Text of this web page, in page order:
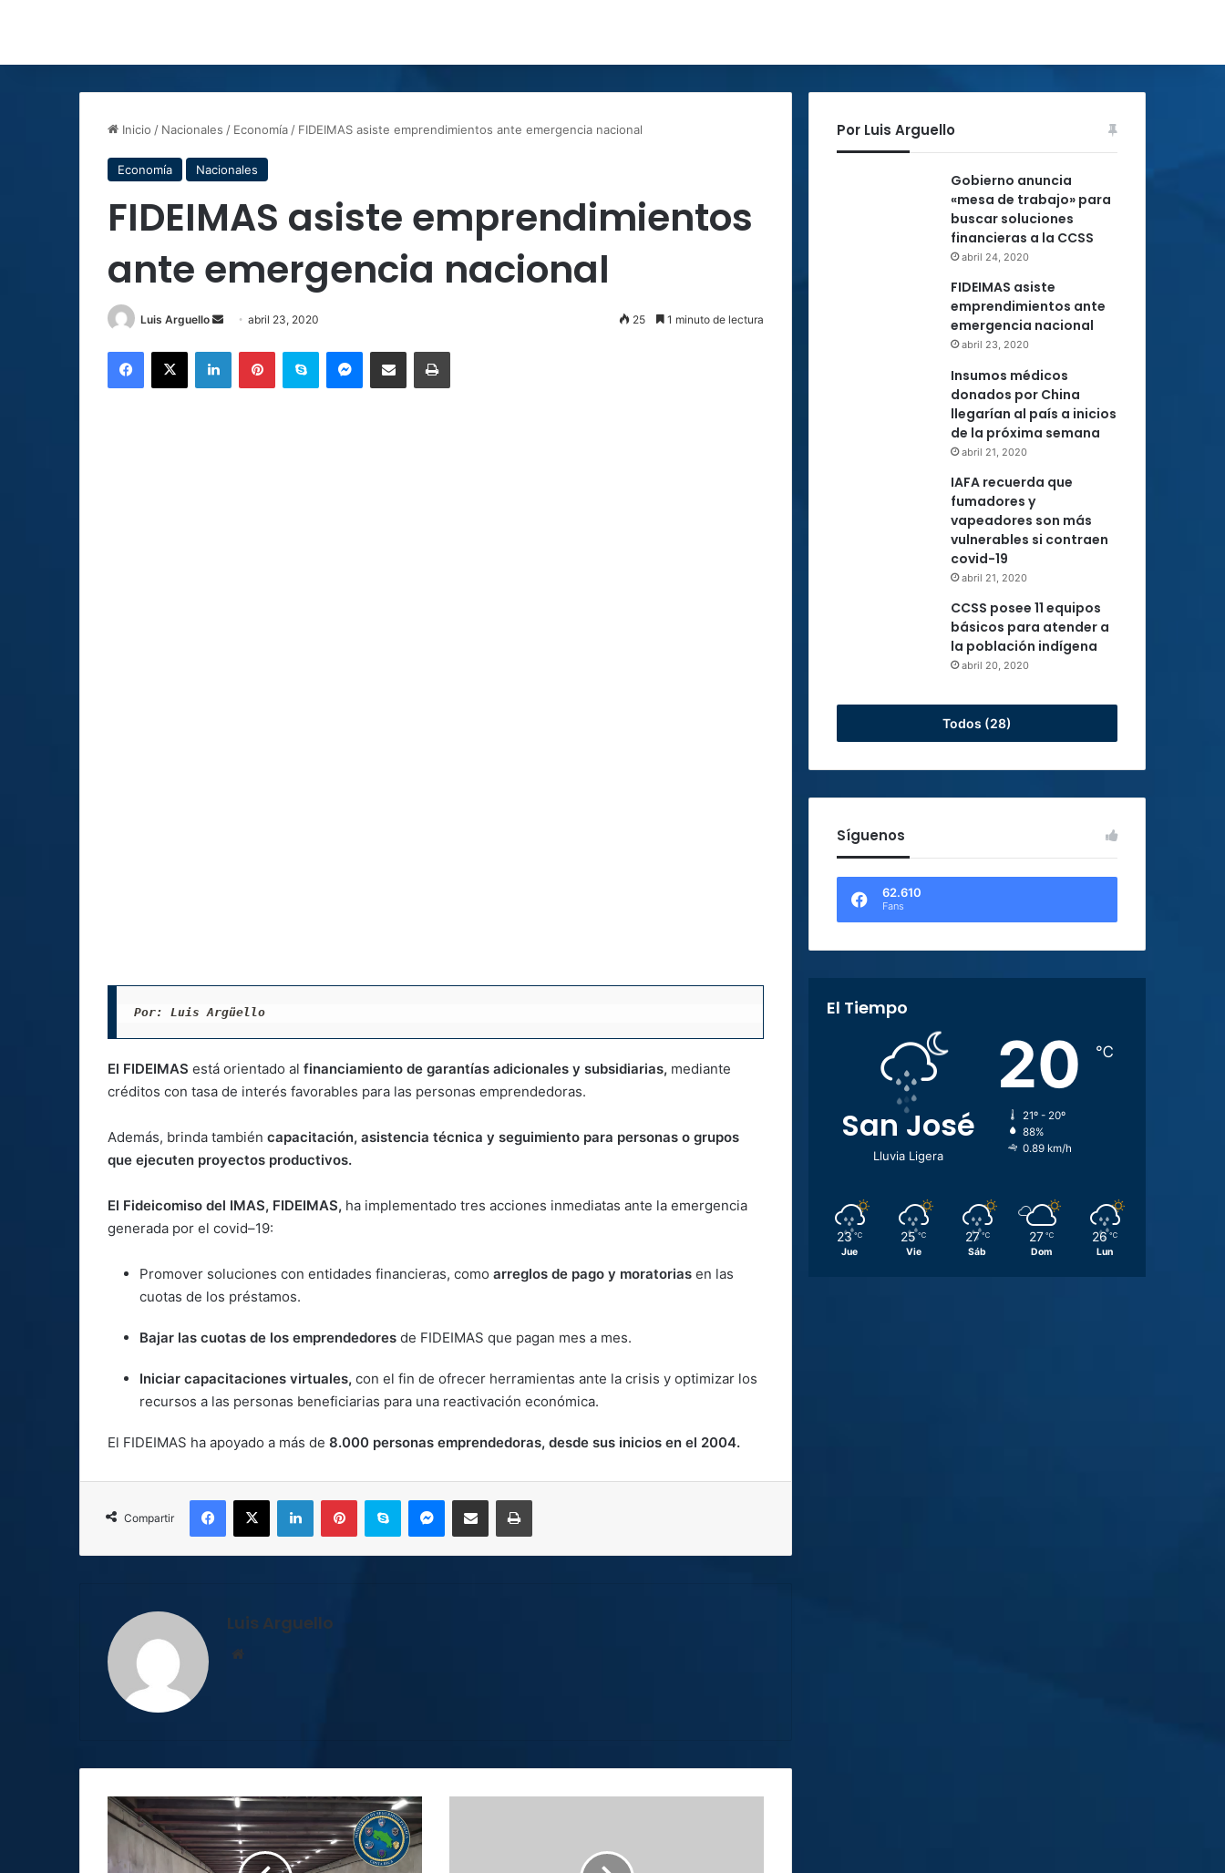
Inicio / Nacionales / Economía / FIDEIMAS asiste emprendimientos ante emergencia nacional
Economía Nacionales
FIDEIMAS asiste emprendimientos
ante emergencia nacional
Luis Arguello
Sendabril 23, 2020 25 1 minuto de lectura
Facebook
X LinkedInPinterestSkype MessengerCompartir por correo electrónicoImprimir
Por: Luis Argüello
El FIDEIMAS está orientado al financiamiento de garantías adicionales y subsidiarias, mediante
créditos con tasa de interés favorables para las personas emprendedoras.
Además, brinda también capacitación, asistencia técnica y seguimiento para personas o grupos
que ejecuten proyectos productivos.
El Fideicomiso del IMAS, FIDEIMAS, ha implementado tres acciones inmediatas ante la emergencia
generada por el covid–19:
Promover soluciones con entidades financieras, como arreglos de pago y moratorias en las
cuotas de los préstamos.
Bajar las cuotas de los emprendedores de FIDEIMAS que pagan mes a mes.
Iniciar capacitaciones virtuales, con el fin de ofrecer herramientas ante la crisis y optimizar los
recursos a las personas beneficiarias para una reactivación económica.
El FIDEIMAS ha apoyado a más de 8.000 personas emprendedoras, desde sus inicios en el 2004.
Compartir
Facebook
X LinkedInPinterestSkype MessengerCompartir por correo electrónicoImprimir
Luis Arguello
Población
entiende
vez
Por Luis Arguello
Gobierno anuncia
«mesa de trabajo» para
buscar soluciones
financieras a la CCSS
abril 24, 2020
FIDEIMAS asiste
emprendimientos ante
emergencia nacional
abril 23, 2020
Insumos médicos
donados por China
llegarían al país a inicios
de la próxima semana
abril 21, 2020
IAFA recuerda que
fumadores y
vapeadores son más
vulnerables si contraen
covid-19
abril 21, 2020
CCSS posee 11 equipos
básicos para atender a
la población indígena
abril 20, 2020
Todos (28)
Síguenos
62.610
Fans
El Tiempo
San José
Lluvia Ligera
20 ℃
21º - 20º
88%
0.89 km/h
23 ℃
Jue
25 ℃
Vie
27 ℃
Sáb
27 ℃
Dom
26 ℃
Lun